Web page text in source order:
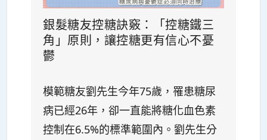
銀髮糖友控糖訣竅：「控糖鐵三
角」原則，讓控糖更有信心不憂
鬱
模範糖友劉先生今年75歲，罹患糖尿
病已經26年，卻一直能將糖化血色素
控制在6.5%的標準範圍內。劉先生分